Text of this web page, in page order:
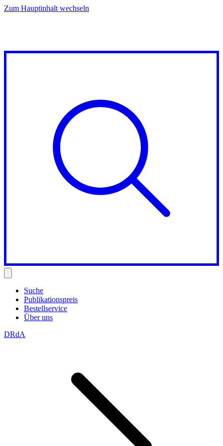
Zum Hauptinhalt wechseln
Suche
Publikationspreis
Bestellservice
Über uns
DRdA